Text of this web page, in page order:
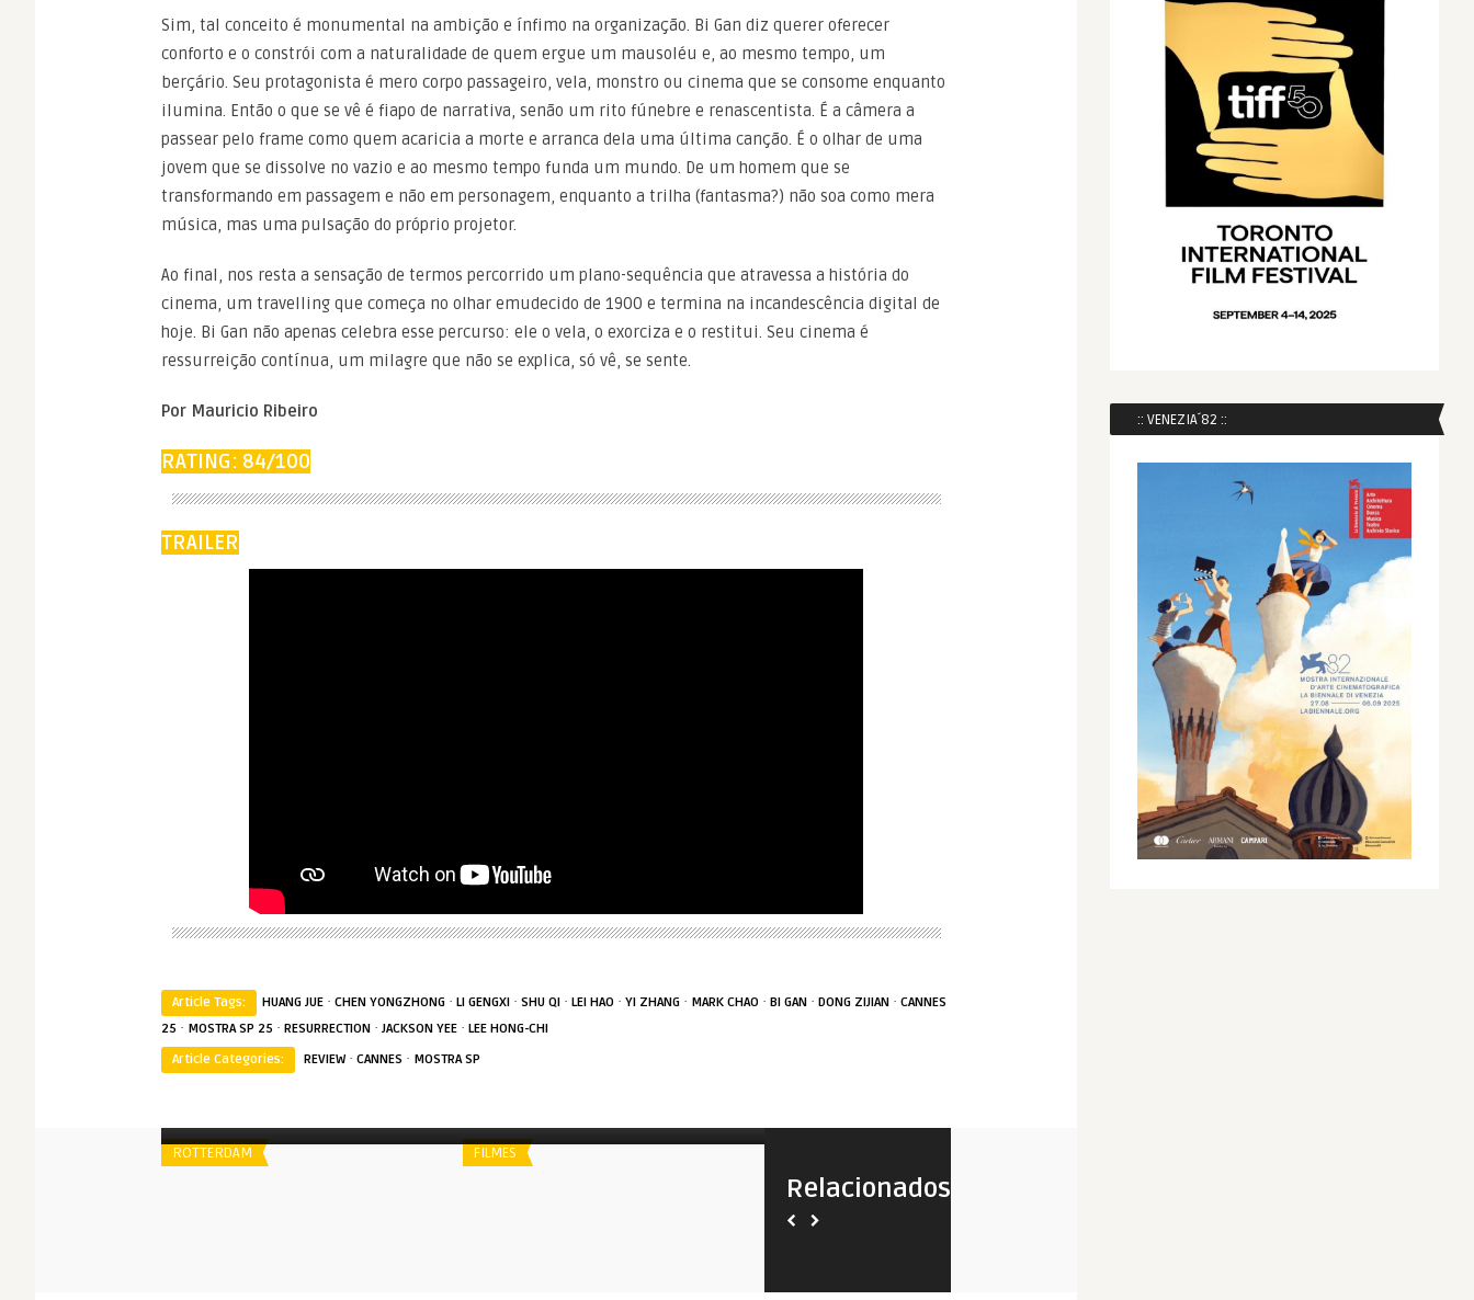
Sim, tal conceito é monumental na ambição e ínfimo na organização. Bi Gan diz querer oferecer
conforto e o constrói com a naturalidade de quem ergue um mausoléu e, ao mesmo tempo, um
berçário. Seu protagonista é mero corpo passageiro, vela, monstro ou cinema que se consome enquanto
ilumina. Então o que se vê é fiapo de narrativa, senão um rito fúnebre e renascentista. É a câmera a
passear pelo frame como quem acaricia a morte e arranca dela uma última canção. É o olhar de uma
jovem que se dissolve no vazio e ao mesmo tempo funda um mundo. De um homem que se
transformando em passagem e não em personagem, enquanto a trilha (fantasma?) não soa como mera
música, mas uma pulsação do próprio projetor.
Ao final, nos resta a sensação de termos percorrido um plano-sequência que atravessa a história do
cinema, um travelling que começa no olhar emudecido de 1900 e termina na incandescência digital de
hoje. Bi Gan não apenas celebra esse percurso: ele o vela, o exorciza e o restitui. Seu cinema é
ressurreição contínua, um milagre que não se explica, só vê, se sente.
Por Mauricio Ribeiro
RATING: 84/100
TRAILER
Article Tags: HUANG JUE · CHEN YONGZHONG · LI GENGXI · SHU QI · LEI HAO · YI ZHANG · MARK CHAO · BI GAN · DONG ZIJIAN · CANNES
25 · MOSTRA SP 25 · RESURRECTION · JACKSON YEE · LEE HONG-CHI
Article Categories:
REVIEW· CANNES · MOSTRA SP
Relacionados
ROTTERDAM FILMES
Spoiler
:: VENEZIA´82 ::